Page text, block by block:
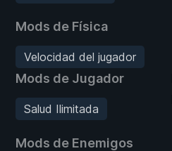
Mods de Física
Velocidad del jugador
Mods de Jugador
Salud Ilimitada
Mods de Enemigos